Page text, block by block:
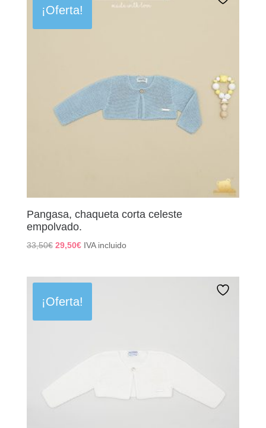
33,50€.29,50€.
¡Oferta!
Pangasa, chaqueta corta celeste
empolvado.
33,50€ El
era:
33,50€.
29,50€El
es:
29,50€.
IVA incluido
¡Oferta!